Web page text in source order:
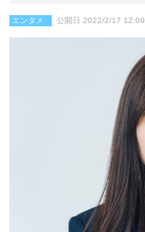
エンタメ 公開日 2022/2/17 12:09